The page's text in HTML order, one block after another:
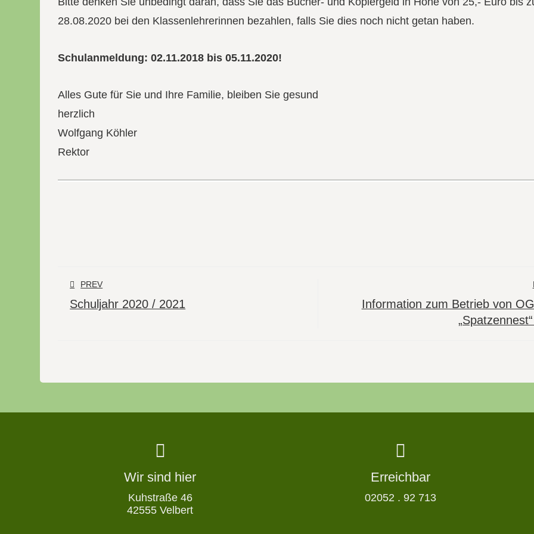
28.08.2020 bei den Klassenlehrerinnen bezahlen, falls Sie dies noch nicht getan haben.
Schulanmeldung: 02.11.2018 bis 05.11.2020!
Alles Gute für Sie und Ihre Familie, bleiben Sie gesund
herzlich
Wolfgang Köhler
Rektor
PREV
Schuljahr 2020 / 2021
Information zum Betrieb von
Wir sind hier
Kuhstraße 46
42555 Velbert
Erreichbar
02052 . 92 713